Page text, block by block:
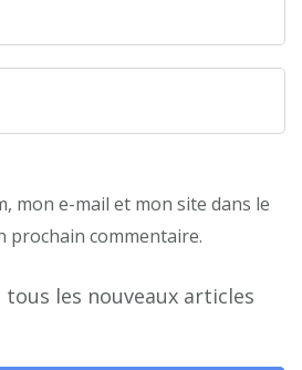
mon e-mail et mon site dans le
prochain commentaire.
tous les nouveaux articles